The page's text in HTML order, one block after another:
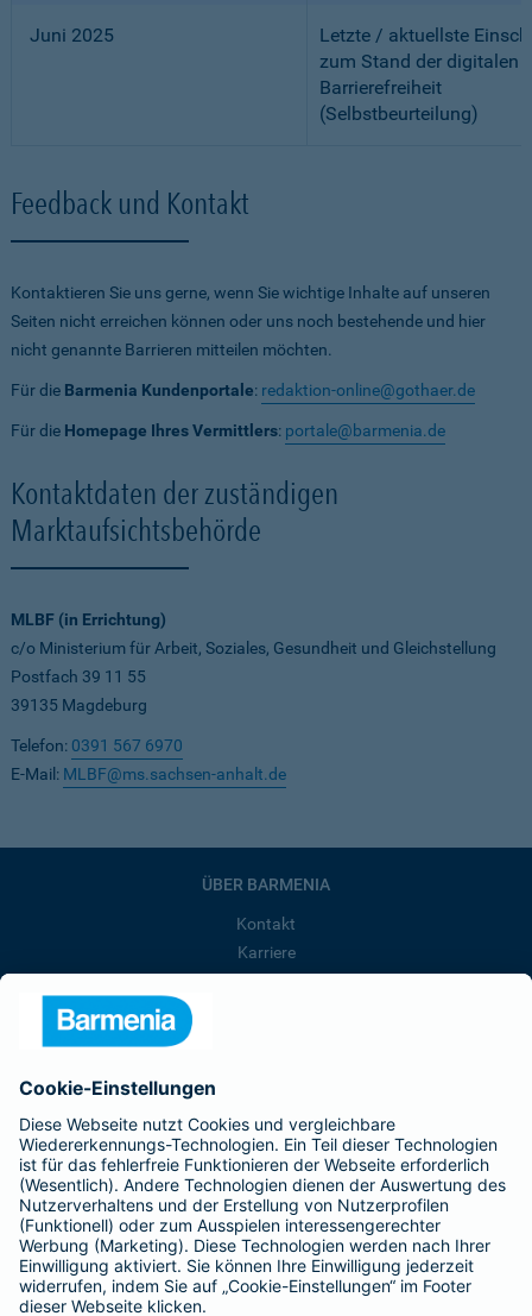
Juni 2025
Letzte / aktuellste
zum Stand der digitalen
Barrierefreiheit
(Selbstbeurteilung)
Feedback und Kontakt
Kontaktieren Sie uns gerne, wenn Sie wichtige Inhalte auf unseren
Seiten nicht erreichen können oder uns noch bestehende und hier
nicht genannte Barrieren mitteilen möchten.
Für die Barmenia Kundenportale: redaktion-online@gothaer.de
Für die Homepage Ihres Vermittlers: portale@barmenia.de
Kontaktdaten der zuständigen
Marktaufsichtsbehörde
MLBF (in Errichtung)
c/o Ministerium für Arbeit, Soziales, Gesundheit und Gleichstellung
Postfach 39 11 55
39135 Magdeburg
Telefon: 0391 567 6970
E-Mail: MLBF@ms.sachsen-anhalt.de
ÜBER BARMENIA
Kontakt
Karriere
Presse
Barmenia ist Teil der BarmeniaGothaer
BELIEBTE SEITEN
Kranken-Zusatzversicherung
Tierversicherungen
Haftpflichtversicherung
Hausratversicherung